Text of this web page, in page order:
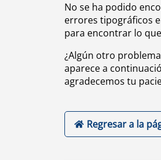
No se ha podido
errores tipográficos
para encontrar lo
¿Algún otro
aparece a
agradecemos tu
Regresar a la